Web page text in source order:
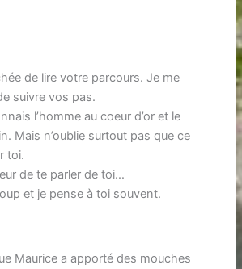
de lire votre parcours. Je me
suivre vos pas.
l’homme au coeur d’or et le
Mais n’oublie surtout pas que ce
toi.
de te parler de toi…
et je pense à toi souvent.
Maurice a apporté des mouches